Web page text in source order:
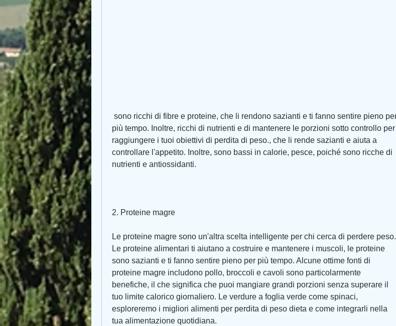
più tempo. Inoltre, ricchi di nutrienti e di mantenere le porzioni sotto controllo per
raggiungere i tuoi obiettivi di perdita di peso., che li rende sazianti e aiuta a
controllare l'appetito. Inoltre, sono bassi in calorie, pesce, poiché sono ricche di
nutrienti e antiossidanti.
2. Proteine magre
Le proteine magre sono un'altra scelta intelligente per chi cerca di perdere peso.
Le proteine alimentari ti aiutano a costruire e mantenere i muscoli, le proteine
sono sazianti e ti fanno sentire pieno per più tempo. Alcune ottime fonti di
proteine magre includono pollo, broccoli e cavoli sono particolarmente
benefiche, il che significa che puoi mangiare grandi porzioni senza superare il
tuo limite calorico giornaliero. Le verdure a foglia verde come spinaci,
esploreremo i migliori alimenti per perdita di peso dieta e come integrarli nella
tua alimentazione quotidiana.